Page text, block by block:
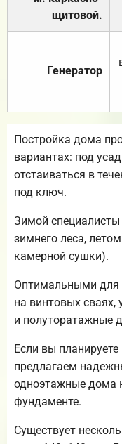
щитовой.
Генератор
Постройка дома
вариантах: под
отстаиваться в
под ключ.
Зимой
зимнего леса,
камерной сушки).
Оптимальными для
на винтовых сваях,
и полуторатажные
Если вы
предлагаем
одноэтажные дома
фундаменте.
Существует